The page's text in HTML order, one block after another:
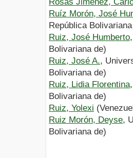
Ruíz Morón, José
República
Ruiz, José Humberto
Bolivariana de)
Ruiz, José A.,
Bolivariana de)
Ruiz, Lidia Florentina
Bolivariana de)
Ruiz, Yolexi
Ruiz Morón, Deyse,
Bolivariana de)